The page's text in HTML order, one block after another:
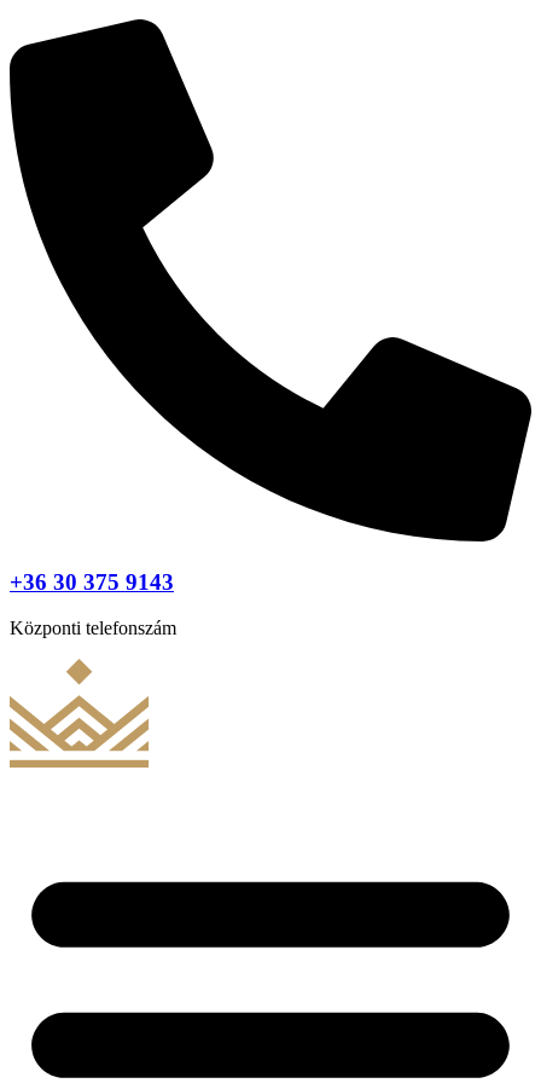
+36 30 375 9143
Központi telefonszám